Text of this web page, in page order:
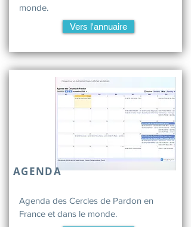
monde.
Vers l'annuaire
AGENDA
Agenda des Cercles de Pardon en
France et dans le monde.